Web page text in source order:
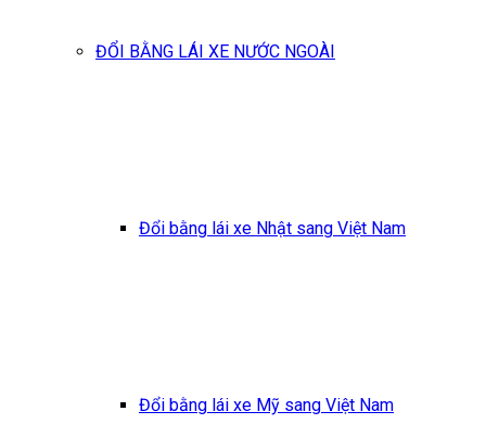
ĐỔI BẰNG LÁI XE NƯỚC NGOÀI
Đổi bằng lái xe Nhật sang Việt Nam
Đổi bằng lái xe Mỹ sang Việt Nam